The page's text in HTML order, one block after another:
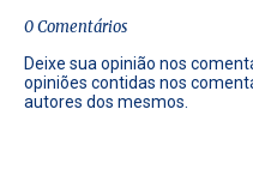
0 Comentários
Deixe sua opinião nos
opiniões contidas nos
autores dos mesmos.